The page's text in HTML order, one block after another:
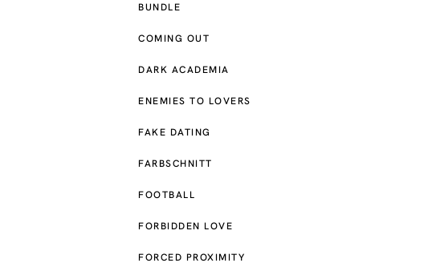
BUNDLE
COMING OUT
DARK ACADEMIA
ENEMIES TO LOVERS
FAKE DATING
FARBSCHNITT
FOOTBALL
FORBIDDEN LOVE
FORCED PROXIMITY